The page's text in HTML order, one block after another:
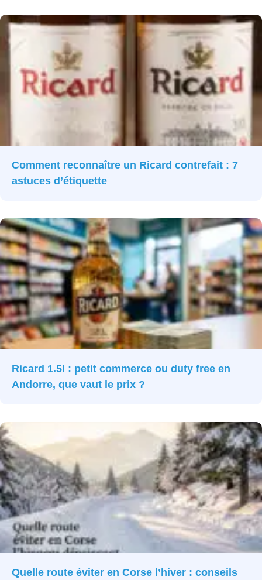
Comment reconnaître un Ricard contrefait : 7
astuces d’étiquette
Ricard 1.5l : petit commerce ou duty free en
Andorre, que vaut le prix ?
Quelle route éviter en Corse l’hiver : conseils